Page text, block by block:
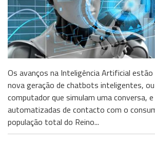
Os avanços na Inteligência Artificial
nova geração de chatbots inteligentes,
computador que simulam uma conversa,
automatizadas de contacto com o
população total do Reino...